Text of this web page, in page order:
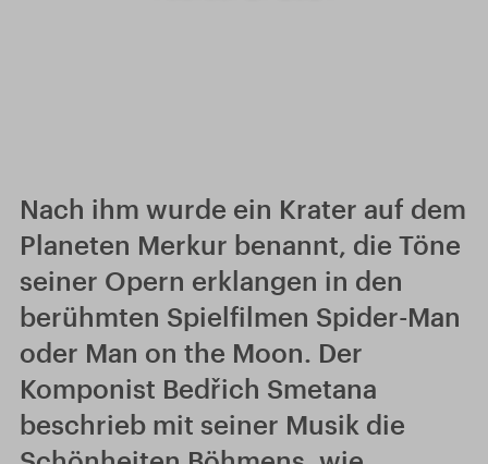
Nach ihm wurde ein Krater auf dem
Planeten Merkur benannt, die Töne
seiner Opern erklangen in den
berühmten Spielfilmen Spider-Man
oder Man on the Moon. Der
Komponist Bedřich Smetana
beschrieb mit seiner Musik die